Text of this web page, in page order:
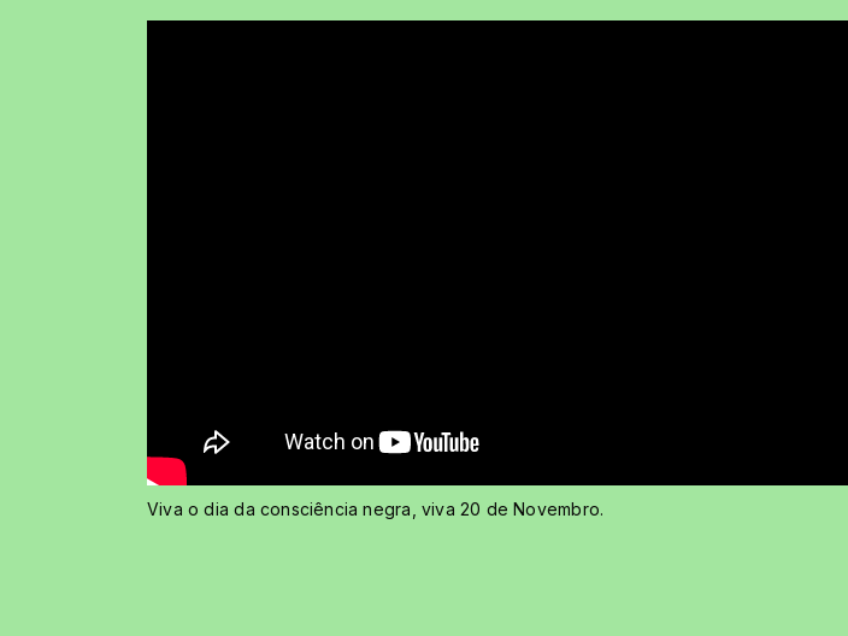
Viva o dia da consciência negra, viva 20 de Novembro.